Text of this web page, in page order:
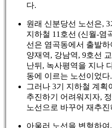
다.
원래 신분당선 노선은,
지하철 11호선 (신월-염
선은 염곡동에서 출발
양재역, 강남역, 9호선
난뒤, 녹사평역을 지나
동에 이르는 노선이었다.
그러나 3기 지하철 계획
추진하기 어려워지자,
노선으로 바꾸어 재추
아울러 노선을 변형하